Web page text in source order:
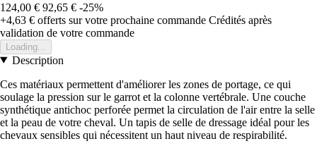
124,00 € 92,65 € -25%
+4,63 € offerts sur votre prochaine commande Crédités après
validation de votre commande
Loading...
Description
Ces matériaux permettent d'améliorer les zones de portage, ce qui
soulage la pression sur le garrot et la colonne vertébrale. Une couche
synthétique antichoc perforée permet la circulation de l'air entre la selle
et la peau de votre cheval. Un tapis de selle de dressage idéal pour les
chevaux sensibles qui nécessitent un haut niveau de respirabilité.